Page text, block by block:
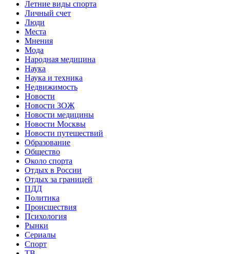
Летние виды спорта
Личный счет
Люди
Места
Мнения
Мода
Народная медицина
Наука
Наука и техника
Недвижимость
Новости
Новости ЗОЖ
Новости медицины
Новости Москвы
Новости путешествий
Образование
Общество
Около спорта
Отдых в России
Отдых за границей
ПДД
Политика
Происшествия
Психология
Рынки
Сериалы
Спорт